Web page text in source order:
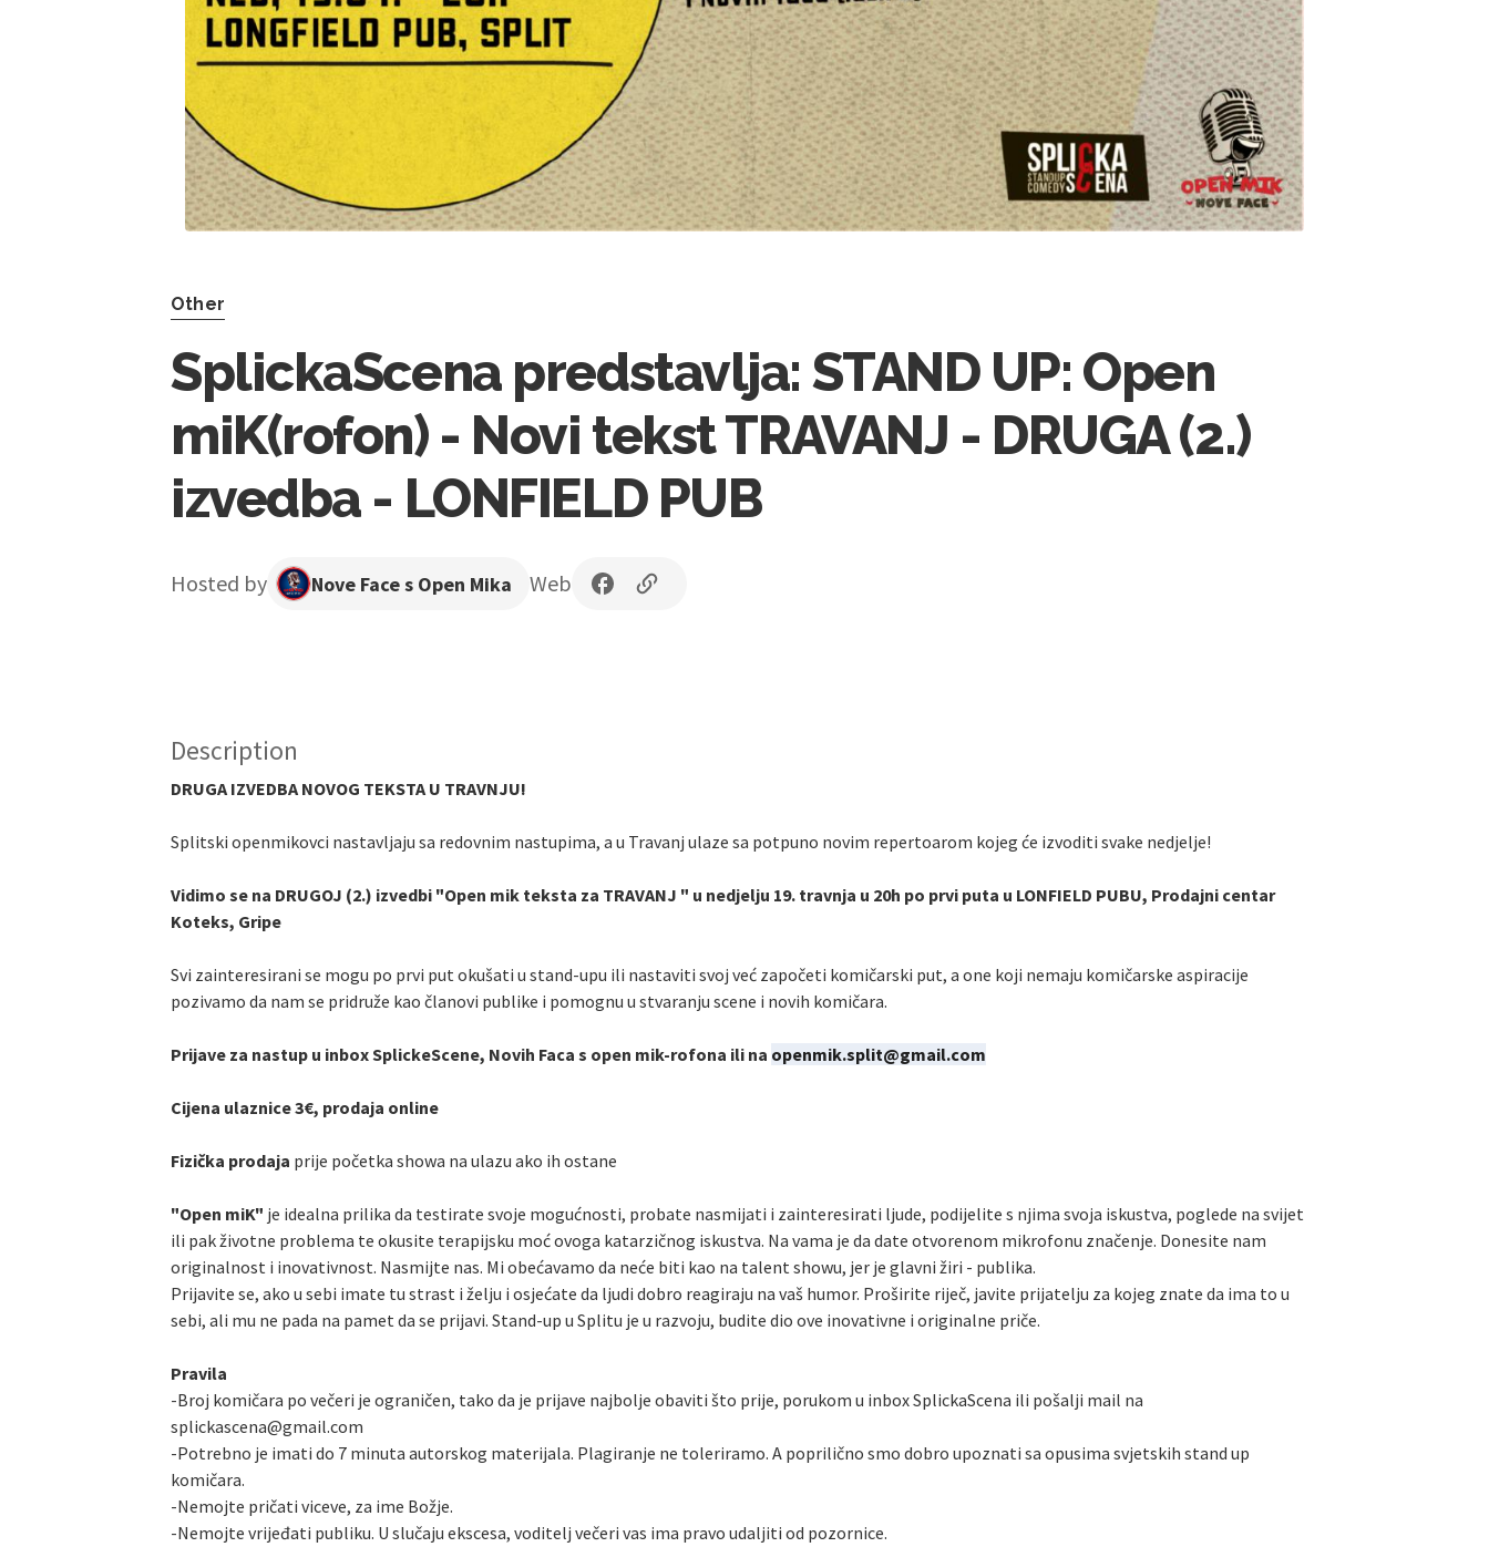
Other
SplickaScena predstavlja: STAND UP: Open
miK(rofon) - Novi tekst TRAVANJ - DRUGA (2.)
izvedba - LONFIELD PUB
Hosted by Nove Face s Open Mika Web
Description
DRUGA IZVEDBA NOVOG TEKSTA U TRAVNJU!
Splitski openmikovci nastavljaju sa redovnim nastupima, a u Travanj ulaze sa potpuno novim repertoarom kojeg će izvoditi svake nedjelje!
Vidimo se na DRUGOJ (2.) izvedbi "Open mik teksta za TRAVANJ " u nedjelju 19. travnja u 20h po prvi puta u LONFIELD PUBU, Prodajni centar
Koteks, Gripe
Svi zainteresirani se mogu po prvi put okušati u stand-upu ili nastaviti svoj već započeti komičarski put, a one koji nemaju komičarske aspiracije
pozivamo da nam se pridruže kao članovi publike i pomognu u stvaranju scene i novih komičara.
Prijave za nastup u inbox SplickeScene, Novih Faca s open mik-rofona ili na openmik.split@gmail.com
Cijena ulaznice 3€, prodaja online
Fizička prodaja prije početka showa na ulazu ako ih ostane
"Open miK" je idealna prilika da testirate svoje mogućnosti, probate nasmijati i zainteresirati ljude, podijelite s njima svoja iskustva, poglede na svijet
ili pak životne problema te okusite terapijsku moć ovoga katarzičnog iskustva. Na vama je da date otvorenom mikrofonu značenje. Donesite nam
originalnost i inovativnost. Nasmijte nas. Mi obećavamo da neće biti kao na talent showu, jer je glavni žiri - publika.
Prijavite se, ako u sebi imate tu strast i želju i osjećate da ljudi dobro reagiraju na vaš humor. Proširite riječ, javite prijatelju za kojeg znate da ima to u
sebi, ali mu ne pada na pamet da se prijavi. Stand-up u Splitu je u razvoju, budite dio ove inovativne i originalne priče.
Pravila
-Broj komičara po večeri je ograničen, tako da je prijave najbolje obaviti što prije, porukom u inbox SplickaScena ili pošalji mail na
splickascena@gmail.com
-Potrebno je imati do 7 minuta autorskog materijala. Plagiranje ne toleriramo. A poprilično smo dobro upoznati sa opusima svjetskih stand up
komičara.
-Nemojte pričati viceve, za ime Božje.
-Nemojte vrijeđati publiku. U slučaju ekscesa, voditelj večeri vas ima pravo udaljiti od pozornice.